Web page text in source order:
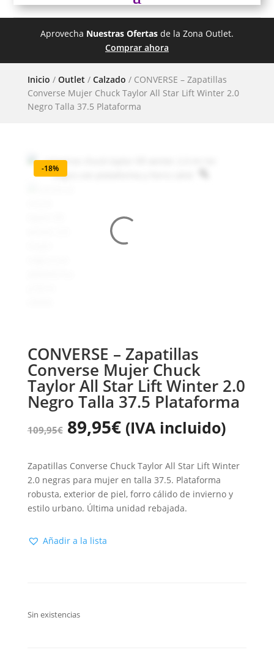
Aprovecha Nuestras Ofertasde la Zona Outlet.
Comprar ahora
Inicio / Outlet / Calzado / CONVERSE – Zapatillas
Converse Mujer Chuck Taylor All Star Lift Winter 2.0
Negro Talla 37.5 Plataforma
-18%
CONVERSE – Zapatillas
Converse Mujer Chuck
Taylor All Star Lift Winter 2.0
Negro Talla 37.5 Plataforma
109,95€ 89,95€ (IVA incluido)
Zapatillas Converse Chuck Taylor All Star Lift Winter
2.0 negras para mujer en talla 37.5. Plataforma
robusta, exterior de piel, forro cálido de invierno y
estilo urbano. Última unidad rebajada.
Añadir a la lista
Sin existencias